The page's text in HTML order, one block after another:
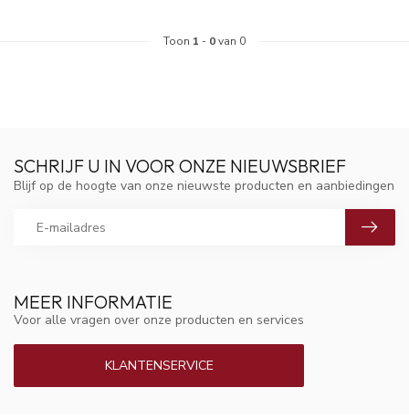
Toon 1 - 0van 0
MEER INFORMATIE
Voor alle vragen over onze producten en services
KLANTENSERVICE
SCHRIJF U IN VOOR ONZE NIEUWSBRIEF
Blijf op de hoogte van onze nieuwste producten en aanbiedingen